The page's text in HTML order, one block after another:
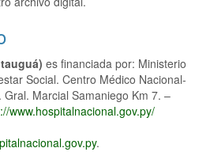
es financiada por: Ministerio
Social. Centro Médico Nacional-
Gral. Marcial Samaniego Km 7. –
www.hospitalnacional.gov.py/
.